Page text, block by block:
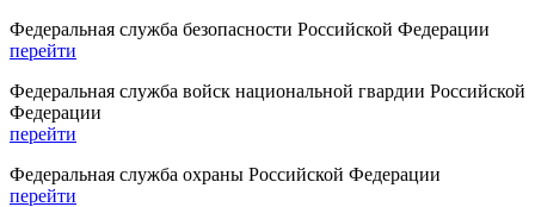
Федеральная служба безопасности Российской Федерации
перейти
Федеральная служба войск национальной гвардии Российской
Федерации
перейти
Федеральная служба охраны Российской Федерации
перейти